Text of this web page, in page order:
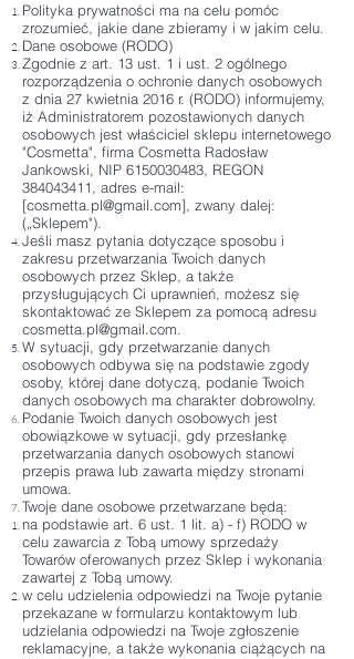
Polityka prywatności ma na celu pomóc
zrozumieć, jakie dane zbieramy i w jakim celu.
Dane osobowe (RODO)
Zgodnie z art. 13 ust. 1 i ust. 2 ogólnego
rozporządzenia o ochronie danych osobowych
z dnia 27 kwietnia 2016 r. (RODO) informujemy,
iż Administratorem pozostawionych danych
osobowych jest właściciel sklepu internetowego
"Cosmetta", firma Cosmetta Radosław
Jankowski, NIP 6150030483, REGON
384043411, adres e-mail:
[cosmetta.pl@gmail.com], zwany dalej:
(„Sklepem").
Jeśli masz pytania dotyczące sposobu i
zakresu przetwarzania Twoich danych
osobowych przez Sklep, a także
przysługujących Ci uprawnień, możesz się
skontaktować ze Sklepem za pomocą adresu
cosmetta.pl@gmail.com.
W sytuacji, gdy przetwarzanie danych
osobowych odbywa się na podstawie zgody
osoby, której dane dotyczą, podanie Twoich
danych osobowych ma charakter dobrowolny.
Podanie Twoich danych osobowych jest
obowiązkowe w sytuacji, gdy przesłankę
przetwarzania danych osobowych stanowi
przepis prawa lub zawarta między stronami
umowa.
Twoje dane osobowe przetwarzane będą:
na podstawie art. 6 ust. 1 lit. a) - f) RODO w
celu zawarcia z Tobą umowy sprzedaży
Towarów oferowanych przez Sklep i wykonania
zawartej z Tobą umowy.
w celu udzielenia odpowiedzi na Twoje pytanie
przekazane w formularzu kontaktowym lub
udzielania odpowiedzi na Twoje zgłoszenie
reklamacyjne, a także wykonania ciążących na